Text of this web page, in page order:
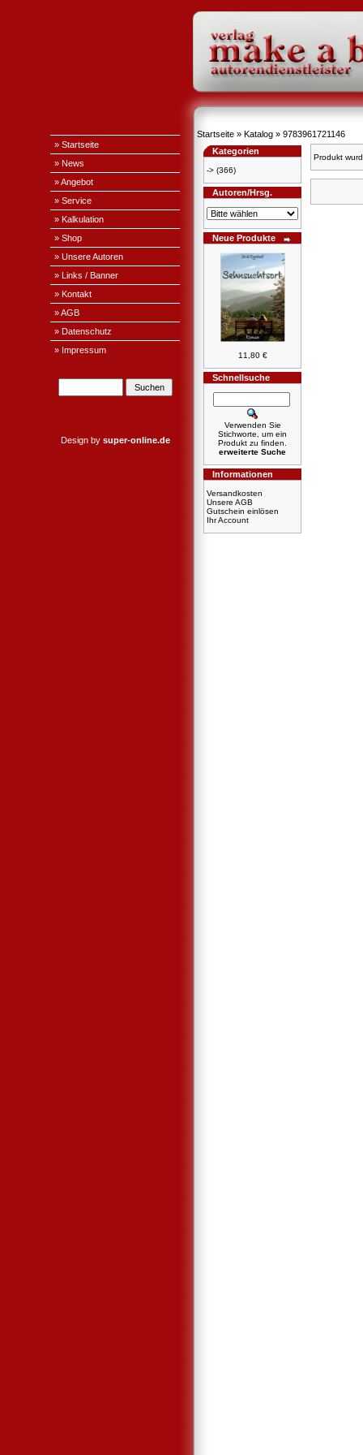
» Startseite
» News
» Angebot
» Service
» Kalkulation
» Shop
» Unsere Autoren
» Links / Banner
» Kontakt
» AGB
» Datenschutz
» Impressum
Design by super-online.de
Startseite » Katalog » 9783961721146
Kategorien
-> (366)
Autoren/Hrsg.
Neue Produkte
11,80 €
Schnellsuche
Verwenden Sie
Stichworte, um ein
Produkt zu finden.
erweiterte Suche
Informationen
Versandkosten
Unsere AGB
Gutschein einlösen
Ihr Account
Produkt